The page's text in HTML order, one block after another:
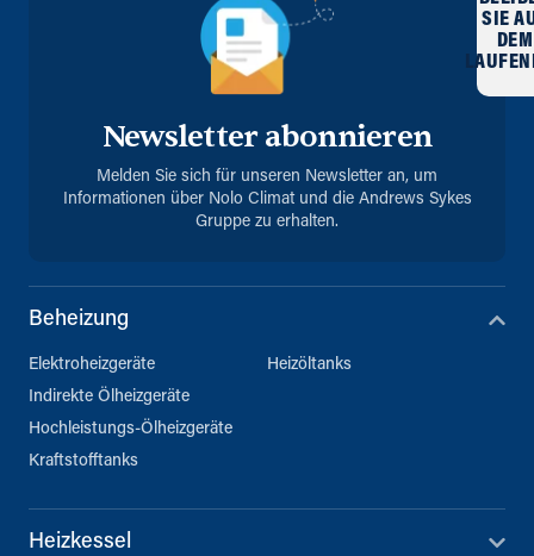
Newsletter abonnieren
Melden Sie sich für unseren Newsletter an, um
Informationen über Nolo Climat und die Andrews Sykes
Gruppe zu erhalten.
SIE
DEM
Beheizung
Elektroheizgeräte
Indirekte Ölheizgeräte
Hochleistungs-Ölheizgeräte
Kraftstofftanks
Heizöltanks
Heizkessel